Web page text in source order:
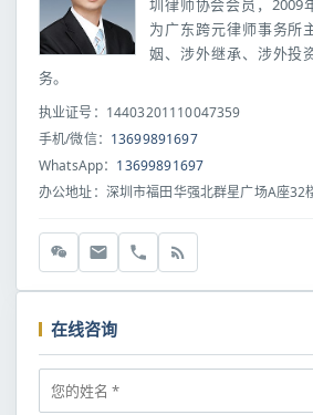
圳律师协会会员，2009
为广东跨元律师事务所
姻、涉外继承、涉外投
务。
执业证号：14403201110047359
手机/微信： 13699891697
WhatsApp： 13699891697
办公地址：深圳市福田华强北群星广场A座32
在线咨询